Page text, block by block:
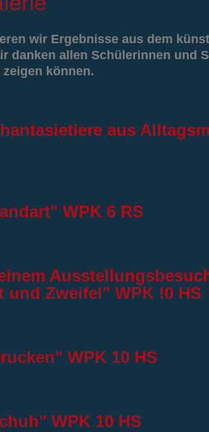
wir Ergebnisse aus dem
danken allen Schülerinnen und
können.
aus
WPK 6 RS
und Zweifel" WPK !0 HS
WPK 10 HS
WPK 10 HS